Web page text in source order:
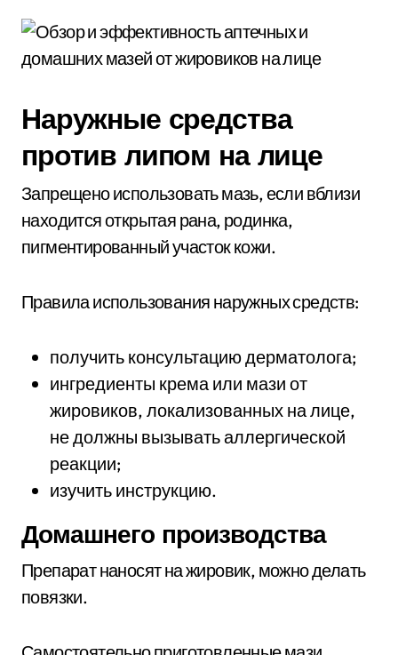
Наружные средства
против липом на лице
Запрещено использовать мазь, если вблизи
находится открытая рана, родинка,
пигментированный участок кожи.
Правила использования наружных средств:
получить консультацию дерматолога;
ингредиенты крема или мази от
жировиков, локализованных на лице,
не должны вызывать аллергической
реакции;
изучить инструкцию.
Домашнего производства
Препарат наносят на жировик, можно делать
повязки.